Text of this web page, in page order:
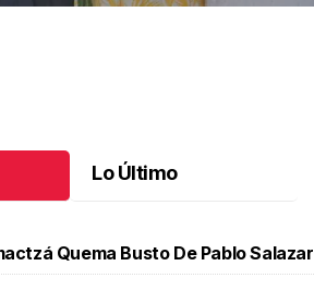
Lo Último
Quema Busto De Pablo Salazar